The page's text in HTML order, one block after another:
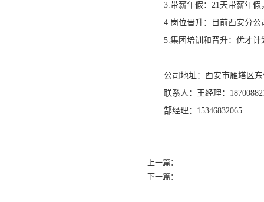
3.带薪年假：21天带薪年
4.岗位晋升：目前西安分
5.集团培训和晋升：优才
公司地址：西安市雁塔区
联系人：王经理：
郜经理：15346832065
上一篇：
下一篇：